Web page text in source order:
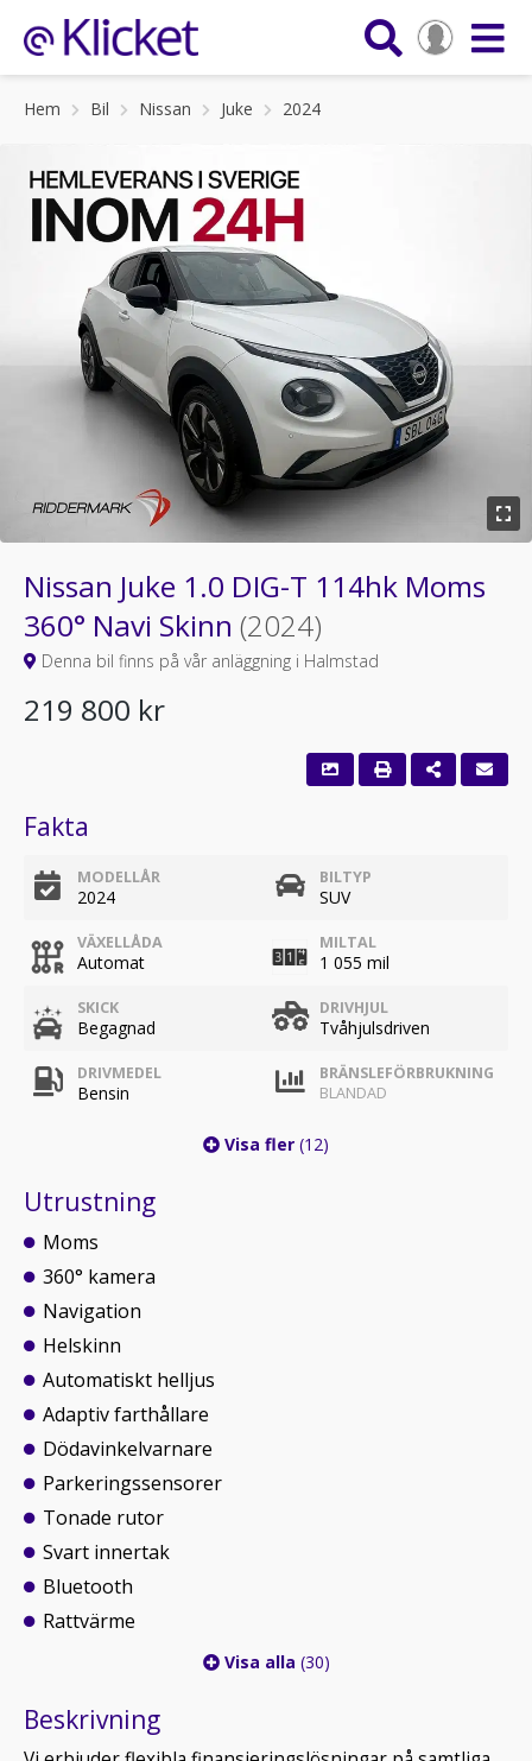
Hem Bil Nissan Juke 2024
Nissan Juke 1.0 DIG-T 114hk Moms
360° Navi Skinn (2024)
Denna bil finns på vår anläggning i Halmstad
219 800 kr
Fakta
MODELLÅR
2024
BILTYP
SUV
VÄXELLÅDA
Automat
MILTAL
1 055 mil
SKICK
Begagnad
DRIVHJUL
Tvåhjulsdriven
DRIVMEDEL
Bensin
BRÄNSLEFÖRBRUKNING
BLANDAD
Visa fler (12)
Utrustning
Moms
360° kamera
Navigation
Helskinn
Automatiskt helljus
Adaptiv farthållare
Dödavinkelvarnare
Parkeringssensorer
Tonade rutor
Svart innertak
Bluetooth
Rattvärme
Visa alla (30)
Beskrivning